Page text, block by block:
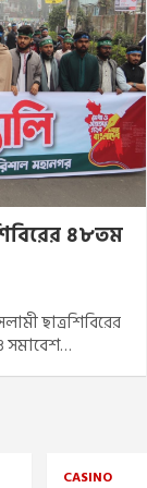
৪৮তম
ছাত্রশিবিরের
সমাবেশ…
CASINO